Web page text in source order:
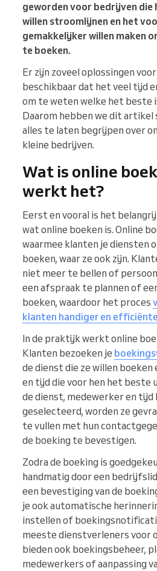
geworden voor bedrijven
willen stroomlijnen en het
gemakkelijker willen maken
te boeken.
Er zijn zoveel oplossingen
beschikbaar dat het veel tijd
om te weten welke het beste
Daarom hebben we dit artikel
alles te laten begrijpen over
kleine bedrijven.
Wat is online
werkt het?
Eerst en vooral is het
wat online boeken is. Online
waarmee klanten je diensten
boeken, waar ze ook zijn.
niet meer te bellen of
een afspraak te plannen of
boeken, waardoor het proces
klanten handiger en
In de praktijk werkt online
Klanten bezoeken je
de dienst die ze willen boeken
en tijd die voor hen het beste
de dienst, medewerker en tijd
geselecteerd, worden ze
te vullen met hun
de boeking te bevestigen.
Zodra de boeking is
handmatig door een
een bevestiging van de
je ook automatische
instellen of
meeste dienstverleners voor
bieden ook boekingsbeheer,
medewerkers of aanpassing